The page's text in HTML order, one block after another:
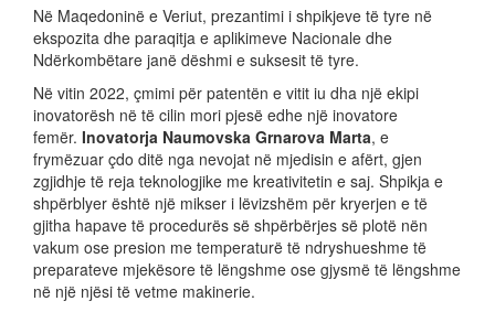
Në Maqedoninë e Veriut, prezantimi i shpikjeve të tyre në
ekspozita dhe paraqitja e aplikimeve Nacionale dhe
Ndërkombëtare janë dëshmi e suksesit të tyre.
Në vitin 2022, çmimi për patentën e vitit iu dha një ekipi
inovatorësh në të cilin mori pjesë edhe një inovatore
femër. Inovatorja Naumovska Grnarova Marta, e
frymëzuar çdo ditë nga nevojat në mjedisin e afërt, gjen
zgjidhje të reja teknologjike me kreativitetin e saj. Shpikja e
shpërblyer është një mikser i lëvizshëm për kryerjen e të
gjitha hapave të procedurës së shpërbërjes së plotë nën
vakum ose presion me temperaturë të ndryshueshme të
preparateve mjekësore të lëngshme ose gjysmë të lëngshme
në një njësi të vetme makinerie.